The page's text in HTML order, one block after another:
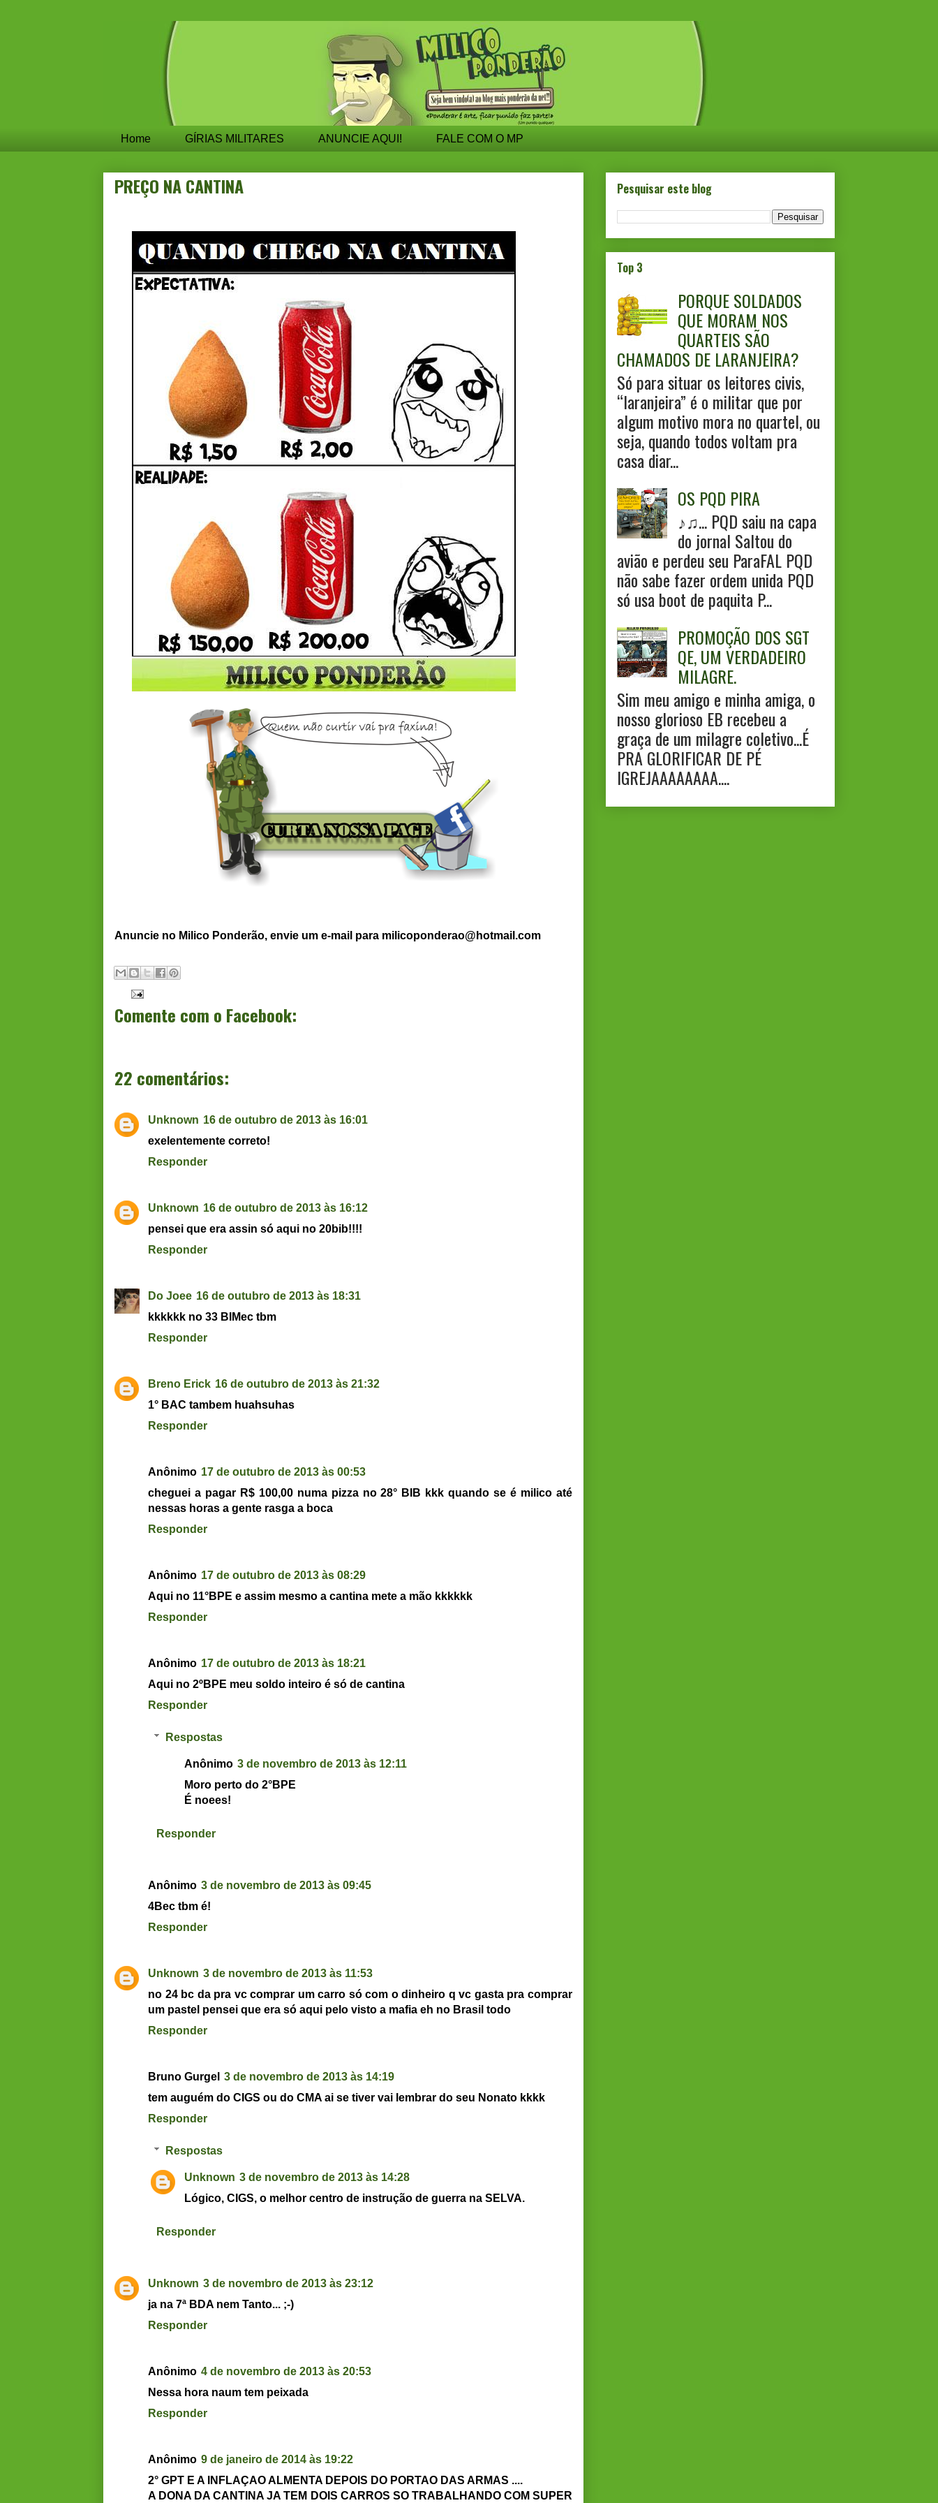
Home GÍRIAS MILITARES ANUNCIE AQUI! FALE COM O MP
PREÇO NA CANTINA
Anuncie no Milico Ponderão, envie um e-mail para milicoponderao@hotmail.com
Comente com o Facebook:
22 comentários:
Unknown 16 de outubro de 2013 às 16:01
exelentemente correto!
Responder
Unknown 16 de outubro de 2013 às 16:12
pensei que era assin só aqui no 20bib!!!!
Responder
Do Joee 16 de outubro de 2013 às 18:31
kkkkkk no 33 BIMec tbm
Responder
Breno Erick 16 de outubro de 2013 às 21:32
1° BAC tambem huahsuhas
Responder
Anônimo 17 de outubro de 2013 às 00:53
cheguei a pagar R$ 100,00 numa pizza no 28° BIB kkk quando se é milico até
nessas horas a gente rasga a boca
Responder
Anônimo 17 de outubro de 2013 às 08:29
Aqui no 11°BPE e assim mesmo a cantina mete a mão kkkkkk
Responder
Anônimo 17 de outubro de 2013 às 18:21
Aqui no 2ºBPE meu soldo inteiro é só de cantina
Responder
Respostas
Anônimo 3 de novembro de 2013 às 12:11
Moro perto do 2°BPE
É noees!
Responder
Anônimo 3 de novembro de 2013 às 09:45
4Bec tbm é!
Responder
Unknown 3 de novembro de 2013 às 11:53
no 24 bc da pra vc comprar um carro só com o dinheiro q vc gasta pra comprar
um pastel pensei que era só aqui pelo visto a mafia eh no Brasil todo
Responder
Bruno Gurgel 3 de novembro de 2013 às 14:19
tem auguém do CIGS ou do CMA ai se tiver vai lembrar do seu Nonato kkkk
Responder
Respostas
Unknown 3 de novembro de 2013 às 14:28
Lógico, CIGS, o melhor centro de instrução de guerra na SELVA.
Responder
Unknown 3 de novembro de 2013 às 23:12
ja na 7ª BDA nem Tanto... ;-)
Responder
Anônimo 4 de novembro de 2013 às 20:53
Nessa hora naum tem peixada
Responder
Anônimo 9 de janeiro de 2014 às 19:22
2° GPT E A INFLAÇAO ALMENTA DEPOIS DO PORTAO DAS ARMAS ....
A DONA DA CANTINA JA TEM DOIS CARROS SO TRABALHANDO COM SUPER
Pesquisar este blog
Top 3
PORQUE SOLDADOS
QUE MORAM NOS
QUARTEIS SÃO
CHAMADOS DE LARANJEIRA?
Só para situar os leitores civis,
“laranjeira” é o militar que por
algum motivo mora no quartel, ou
seja, quando todos voltam pra
casa diar...
OS PQD PIRA
♪♫... PQD saiu na capa
do jornal Saltou do
avião e perdeu seu ParaFAL PQD
não sabe fazer ordem unida PQD
só usa boot de paquita P...
PROMOÇÃO DOS SGT
QE, UM VERDADEIRO
MILAGRE.
Sim meu amigo e minha amiga, o
nosso glorioso EB recebeu a
graça de um milagre coletivo...É
PRA GLORIFICAR DE PÉ
IGREJAAAAAAAA....